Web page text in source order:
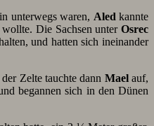
unterwegs waren, Aled kannte
wollte. Die Sachsen unterOsrec
und hatten sich ineinander
Zelte tauchte dann Maelauf,
begannen sich in den Dünen